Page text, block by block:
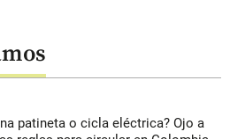
patineta o cicla eléctrica? Ojo a